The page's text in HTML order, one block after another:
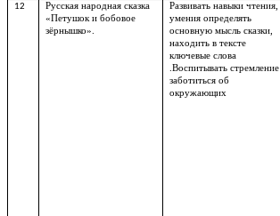
12
Русская народная сказка
«Петушок и бобовое
зёрнышко».
Развивать навыки чтения,
умения определять
основную мысль сказки,
находить в тексте
ключевые слова
.Воспитывать стремление
заботиться об
окружающих